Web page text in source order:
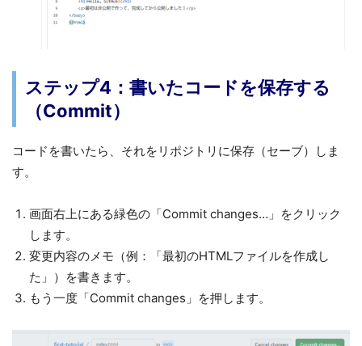
ステップ4：書いたコードを保存する
（Commit）
コードを書いたら、それをリポジトリに保存（セーブ）しま
す。
画面右上にある緑色の「Commit changes…」をクリック
します。
変更内容のメモ（例：「最初のHTMLファイルを作成し
た」）を書きます。
もう一度「Commit changes」を押します。